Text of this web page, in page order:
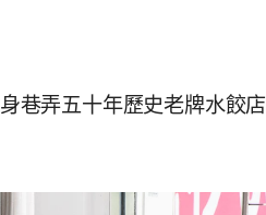
巷弄五十年歷史老牌水餃店